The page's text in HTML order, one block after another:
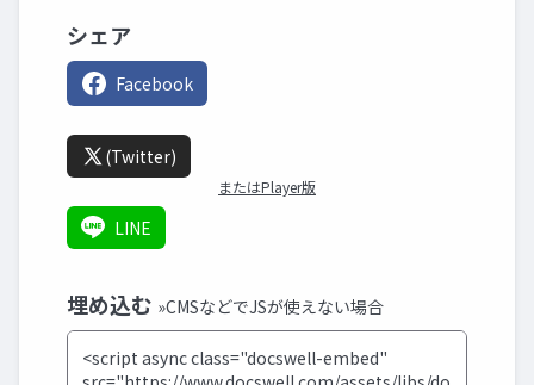
シェア
Facebook
(Twitter)
またはPlayer版
LINE
埋め込む »CMSなどでJSが使えない場合